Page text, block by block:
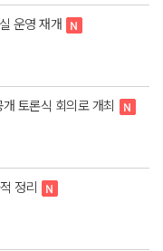
운영 재개
토론식 회의로 개최
정리